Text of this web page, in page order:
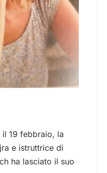
19 febbraio, la
e istruttrice di
ha lasciato il suo